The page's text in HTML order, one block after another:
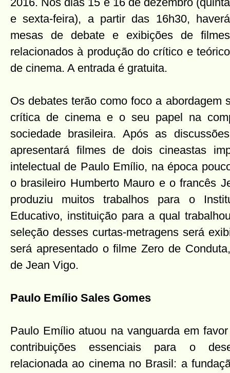
e sexta-feira), a partir das 16h30, haverá
mesas de debate e exibições de filmes
relacionados à produção do crítico e teórico
de cinema. A entrada é gratuita.
Os debates terão como foco a abordagem
crítica de cinema e o seu papel na
sociedade brasileira. Após as
apresentará filmes de dois cineastas
intelectual de Paulo Emílio, na época
o brasileiro Humberto Mauro e o francês
produziu muitos trabalhos para o
Educativo, instituição para a qual
seleção desses curtas-metragens será
será apresentado o filme Zero de
de Jean Vigo.
Paulo Emílio Sales Gomes
Paulo Emílio atuou na vanguarda em
contribuições essenciais para o
relacionada ao cinema no Brasil: a